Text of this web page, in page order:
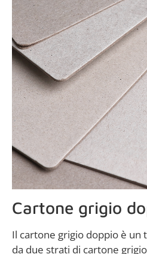
Cartone grigio
Il cartone grigio doppio è
da due strati di cartone